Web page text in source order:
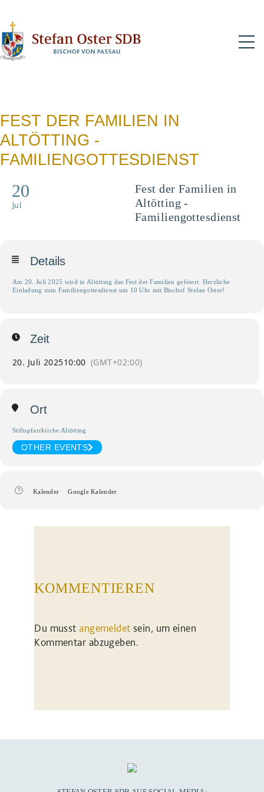
FEST DER FAMILIEN IN
ALTÖTTING -
FAMILIENGOTTESDIENST
20
Jul
Fest der Familien in
Altötting -
Familiengottesdienst
Details
Am 20. Juli 2025 wird in Altötting das Fest der Familien gefeiert. Herzliche
Einladung zum Familiengottesdienst um 10 Uhr mit Bischof Stefan Oster!
Zeit
20. Juli 202510:00 (GMT+02:00)
Ort
Stiftspfarrkirche Altötting
OTHER EVENTS
Kalender Google Kalender
KOMMENTIEREN
Du musstangemeldet sein, um einen
Kommentar abzugeben.